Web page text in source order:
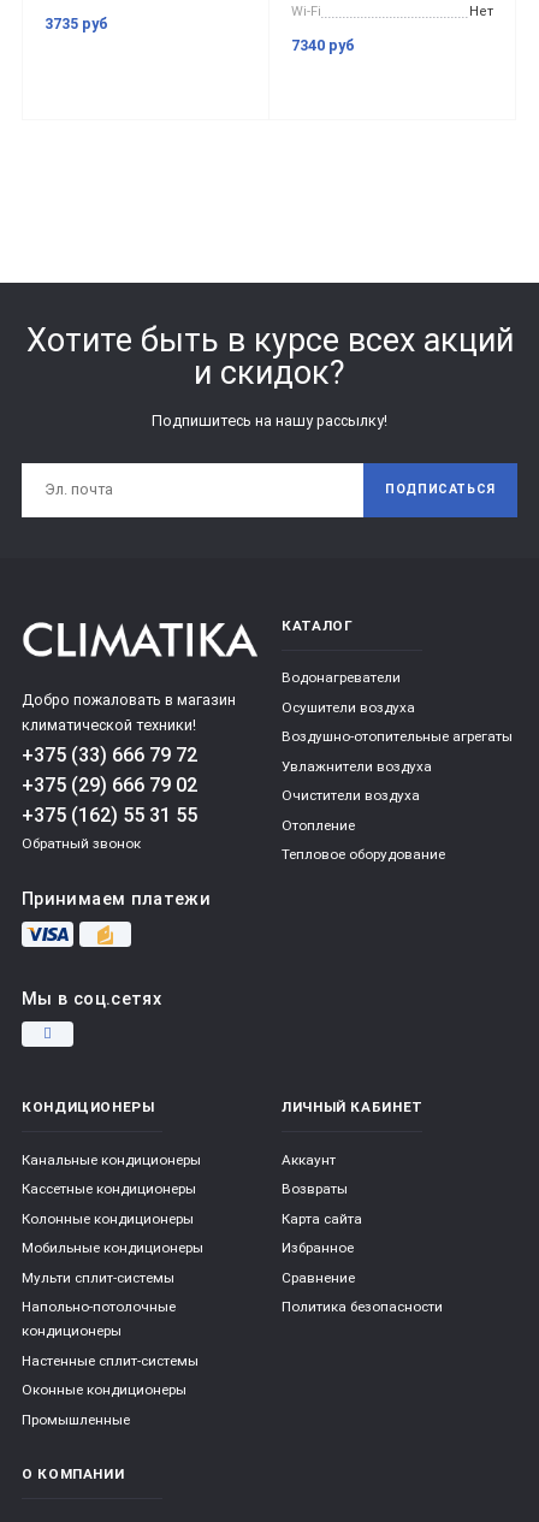
3735 руб
Wi-Fi
Нет
7340 руб
Хотите быть в курсе всех акций
и скидок?
Подпишитесь на нашу рассылку!
ПОДПИСАТЬСЯ
Добро пожаловать в магазин
климатической техники!
+375 (33) 666 79 72
+375 (29) 666 79 02
+375 (162) 55 31 55
Обратный звонок
Принимаем платежи
Мы в соц.сетях
КАТАЛОГ
Водонагреватели
Осушители воздуха
Воздушно-отопительные агрегаты
Увлажнители воздуха
Очистители воздуха
Отопление
Тепловое оборудование
КОНДИЦИОНЕРЫ
Канальные кондиционеры
Кассетные кондиционеры
Колонные кондиционеры
Мобильные кондиционеры
Мульти сплит-системы
Напольно-потолочные
кондиционеры
Настенные сплит-системы
Оконные кондиционеры
Промышленные
ЛИЧНЫЙ КАБИНЕТ
Аккаунт
Возвраты
Карта сайта
Избранное
Сравнение
Политика безопасности
О КОМПАНИИ